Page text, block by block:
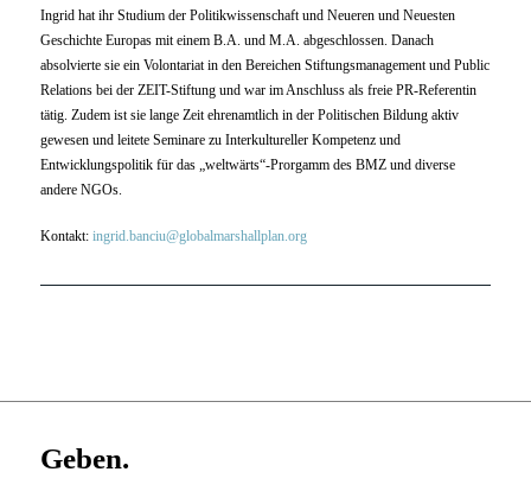
Ingrid hat ihr Studium der Politikwissenschaft und Neueren und Neuesten
Geschichte Europas mit einem B.A. und M.A. abgeschlossen. Danach
absolvierte sie ein Volontariat in den Bereichen Stiftungsmanagement und Public
Relations bei der ZEIT-Stiftung und war im Anschluss als freie PR-Referentin
tätig. Zudem ist sie lange Zeit ehrenamtlich in der Politischen Bildung aktiv
gewesen und leitete Seminare zu Interkultureller Kompetenz und
Entwicklungspolitik für das „weltwärts“-Prorgamm des BMZ und diverse
andere NGOs.
Kontakt: ingrid.banciu@globalmarshallplan.org
Geben.